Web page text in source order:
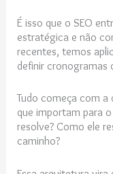
É isso que o SEO
estratégica e não
recentes, temos
definir cronogramas
Tudo começa com a
que importam para
resolve? Como ele
caminho?